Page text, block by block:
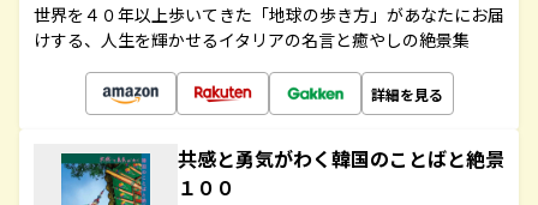
世界を４０年以上歩いてきた「地球の歩き方」があなたにお届
けする、人生を輝かせるイタリアの名言と癒やしの絶景集
詳細を見る
共感と勇気がわく韓国のことばと絶景
１００